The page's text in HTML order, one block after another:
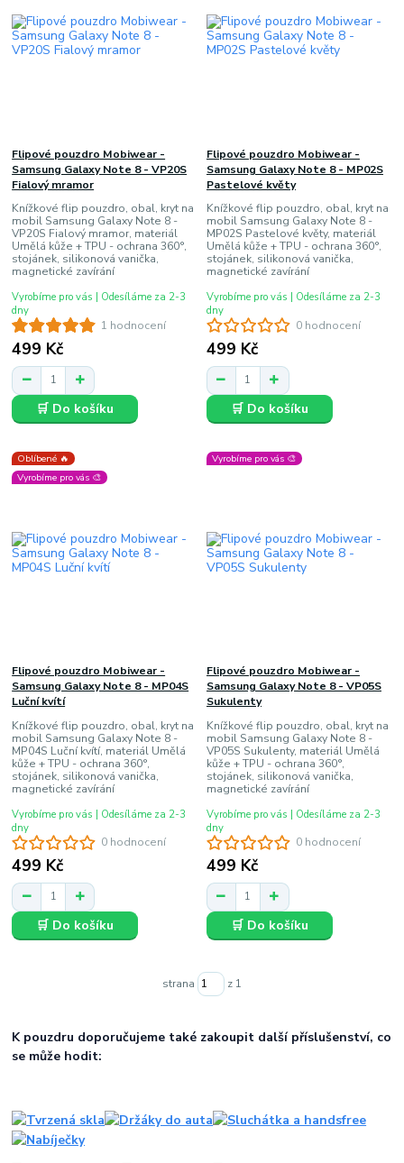
1 hodnocení
Flipové pouzdro Mobiwear -
Samsung Galaxy Note 8 - VP20S
Fialový mramor
Knížkové flip pouzdro, obal, kryt na
mobil Samsung Galaxy Note 8 -
VP20S Fialový mramor, materiál
Umělá kůže + TPU - ochrana 360°,
stojánek, silikonová vanička,
magnetické zavírání
499 Kč
Vyrobíme pro vás | Odesíláme za 2-3
dny
🛒 Do košíku
0 hodnocení
Flipové pouzdro Mobiwear -
Samsung Galaxy Note 8 - MP02S
Pastelové květy
Knížkové flip pouzdro, obal, kryt na
mobil Samsung Galaxy Note 8 -
MP02S Pastelové květy, materiál
Umělá kůže + TPU - ochrana 360°,
stojánek, silikonová vanička,
magnetické zavírání
499 Kč
Vyrobíme pro vás | Odesíláme za 2-3
dny
🛒 Do košíku
Oblíbené 🔥
Vyrobíme pro vás 🎨
0 hodnocení
Flipové pouzdro Mobiwear -
Samsung Galaxy Note 8 - MP04S
Luční kvítí
Knížkové flip pouzdro, obal, kryt na
mobil Samsung Galaxy Note 8 -
MP04S Luční kvítí, materiál Umělá
kůže + TPU - ochrana 360°,
stojánek, silikonová vanička,
magnetické zavírání
499 Kč
Vyrobíme pro vás | Odesíláme za 2-3
dny
🛒 Do košíku
Vyrobíme pro vás 🎨
0 hodnocení
Flipové pouzdro Mobiwear -
Samsung Galaxy Note 8 - VP05S
Sukulenty
Knížkové flip pouzdro, obal, kryt na
mobil Samsung Galaxy Note 8 -
VP05S Sukulenty, materiál Umělá
kůže + TPU - ochrana 360°,
stojánek, silikonová vanička,
magnetické zavírání
499 Kč
Vyrobíme pro vás | Odesíláme za 2-3
dny
🛒 Do košíku
strana z 1
K pouzdru doporučujeme také zakoupit další příslušenství, co
se může hodit: